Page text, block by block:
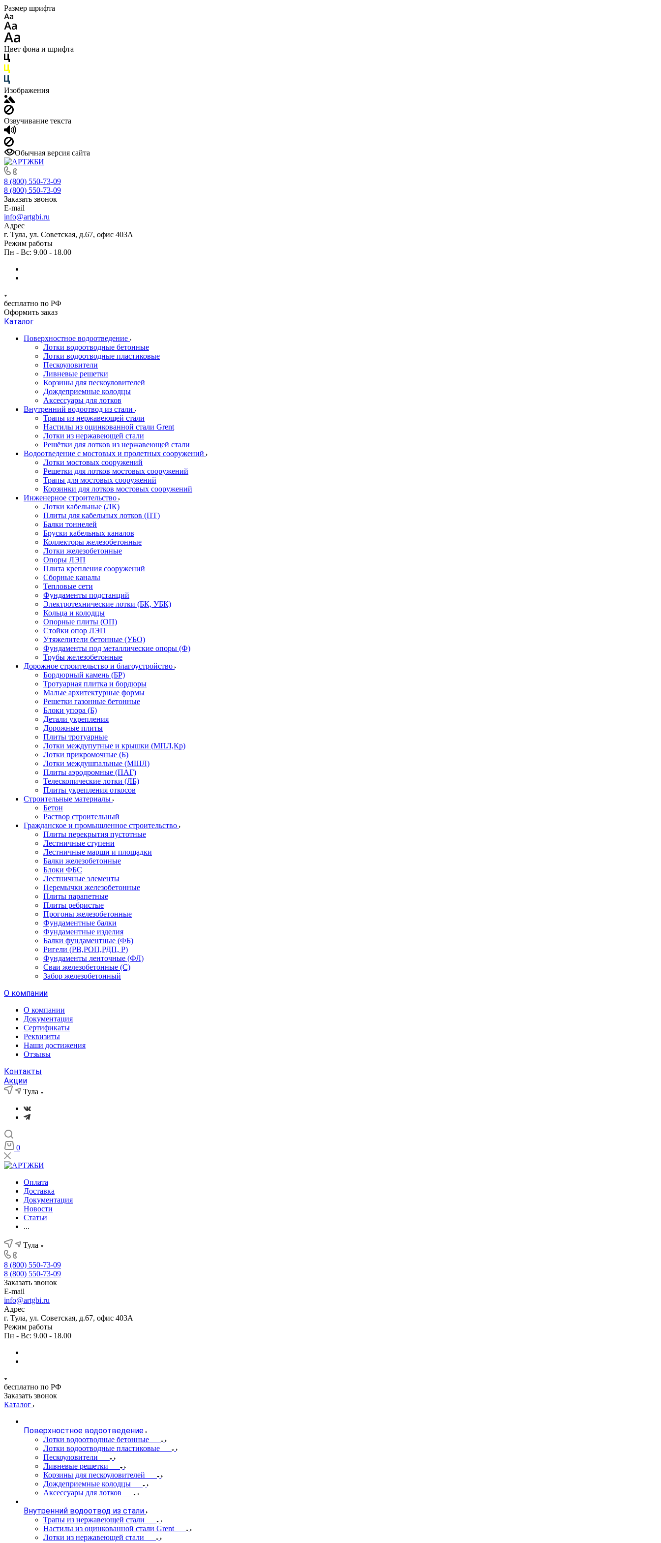
Размер шрифта
Цвет фона и шрифта
Изображения
Озвучивание текста
Обычная версия сайта
8 (800) 550-73-09
8 (800) 550-73-09
Заказать звонок
E-mail
info@artgbi.ru
Адрес
г. Тула, ул. Советская, д.67, офис 403А
Режим работы
Пн - Вс: 9.00 - 18.00
бесплатно по РФ
Оформить заказ
Каталог
Поверхностное водоотведение
Лотки водоотводные бетонные
Лотки водоотводные пластиковые
Пескоуловители
Ливневые решетки
Корзины для пескоуловителей
Дождеприемные колодцы
Аксессуары для лотков
Внутренний водоотвод из стали
Трапы из нержавеющей стали
Настилы из оцинкованной стали Grent
Лотки из нержавеющей стали
Решётки для лотков из нержавеющей стали
Водоотведение с мостовых и пролетных сооружений
Лотки мостовых сооружений
Решетки для лотков мостовых сооружений
Трапы для мостовых сооружений
Корзинки для лотков мостовых сооружений
Инженерное строительство
Лотки кабельные (ЛК)
Плиты для кабельных лотков (ПТ)
Балки тоннелей
Бруски кабельных каналов
Коллекторы железобетонные
Лотки железобетонные
Опоры ЛЭП
Плита крепления сооружений
Сборные каналы
Тепловые сети
Фундаменты подстанций
Электротехнические лотки (БК, УБК)
Кольца и колодцы
Опорные плиты (ОП)
Стойки опор ЛЭП
Утяжелители бетонные (УБО)
Фундаменты под металлические опоры (Ф)
Трубы железобетонные
Дорожное строительство и благоустройство
Бордюрный камень (БР)
Тротуарная плитка и бордюры
Малые архитектурные формы
Решетки газонные бетонные
Блоки упора (Б)
Детали укрепления
Дорожные плиты
Плиты тротуарные
Лотки междупутные и крышки (МПЛ,Кр)
Лотки прикромочные (Б)
Лотки междушпальные (МШЛ)
Плиты аэродромные (ПАГ)
Телескопические лотки (ЛБ)
Плиты укрепления откосов
Строительные материалы
Бетон
Раствор строительный
Гражданское и промышленное строительство
Плиты перекрытия пустотные
Лестничные ступени
Лестничные марши и площадки
Балки железобетонные
Блоки ФБС
Лестничные элементы
Перемычки железобетонные
Плиты парапетные
Плиты ребристые
Прогоны железобетонные
Фундаментные балки
Фундаментные изделия
Балки фундаментные (ФБ)
Ригели (РВ,РОП,РДП, Р)
Фундаменты ленточные (ФЛ)
Сваи железобетонные (С)
Забор железобетонный
О компании
О компании
Документация
Сертификаты
Реквизиты
Наши достижения
Отзывы
Контакты
Акции
Тула
0
Оплата
Доставка
Документация
Новости
Статьи
...
Тула
8 (800) 550-73-09
8 (800) 550-73-09
Заказать звонок
E-mail
info@artgbi.ru
Адрес
г. Тула, ул. Советская, д.67, офис 403А
Режим работы
Пн - Вс: 9.00 - 18.00
бесплатно по РФ
Заказать звонок
Каталог
Поверхностное водоотведение
Лотки водоотводные бетонные
Лотки водоотводные пластиковые
Пескоуловители
Ливневые решетки
Корзины для пескоуловителей
Дождеприемные колодцы
Аксессуары для лотков
Внутренний водоотвод из стали
Трапы из нержавеющей стали
Настилы из оцинкованной стали Grent
Лотки из нержавеющей стали